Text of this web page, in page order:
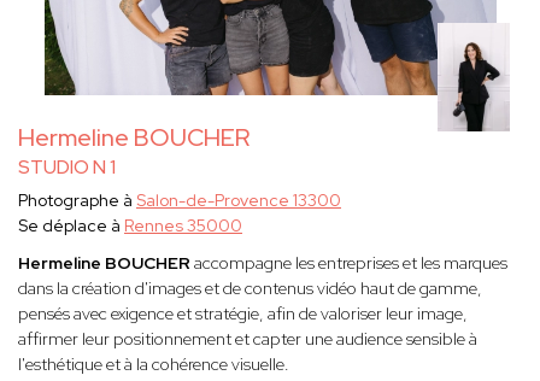
Hermeline BOUCHER
STUDIO N 1
Photographe à Salon-de-Provence 13300
Se déplace à Rennes 35000
Hermeline BOUCHER accompagne les entreprises et les marques
dans la création d'images et de contenus vidéo haut de gamme,
pensés avec exigence et stratégie, afin de valoriser leur image,
affirmer leur positionnement et capter une audience sensible à
l'esthétique et à la cohérence visuelle.